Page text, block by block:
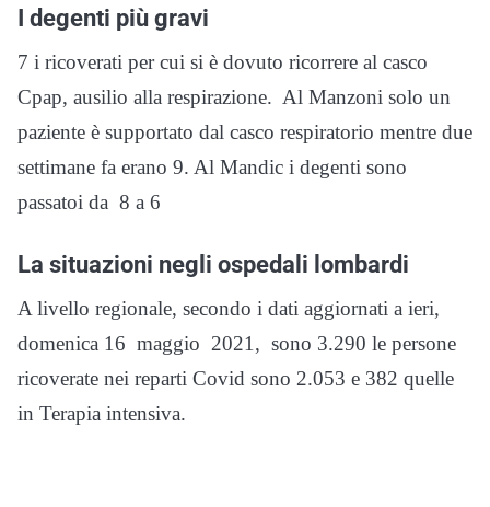
I degenti più gravi
7 i ricoverati per cui si è dovuto ricorrere al casco
Cpap, ausilio alla respirazione. Al Manzoni solo un
paziente è supportato dal casco respiratorio mentre due
settimane fa erano 9. Al Mandic i degenti sono
passatoi da 8 a 6
La situazioni negli ospedali lombardi
A livello regionale, secondo i dati aggiornati a ieri,
domenica 16 maggio 2021, sono 3.290 le persone
ricoverate nei reparti Covid sono 2.053 e 382 quelle
in Terapia intensiva.